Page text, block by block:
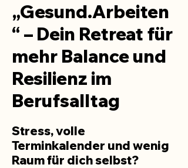
„Gesund.Arbeiten
“ – Dein Retreat für
mehr Balance und
Resilienz im
Berufsalltag
Stress, volle
Terminkalender und wenig
Raum für dich selbst?